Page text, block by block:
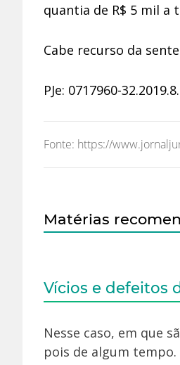
quantia de R$ 5 mil a
Cabe recurso da
PJe: 0717960-
Fonte: https://
Matérias
Vícios e defeitos
Nesse caso, em que
pois de algum tempo.